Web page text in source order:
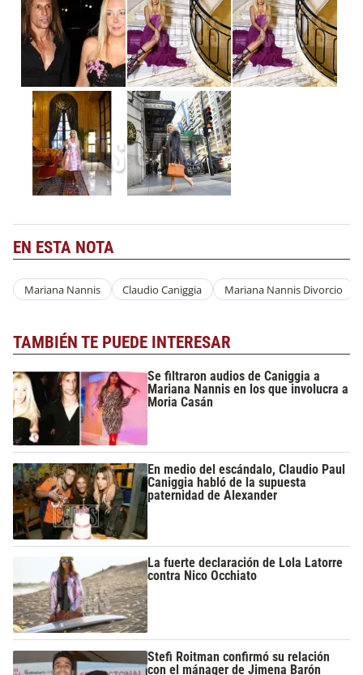
EN ESTA NOTA
Mariana Nannis Claudio Caniggia Mariana Nannis Divorcio
TAMBIÉN TE PUEDE INTERESAR
Se filtraron audios de Caniggia a
Mariana Nannis en los que involucra a
Moria Casán
En medio del escándalo, Claudio Paul
Caniggia habló de la supuesta
paternidad de Alexander
La fuerte declaración de Lola Latorre
contra Nico Occhiato
Stefi Roitman confirmó su relación
con el mánager de Jimena Barón